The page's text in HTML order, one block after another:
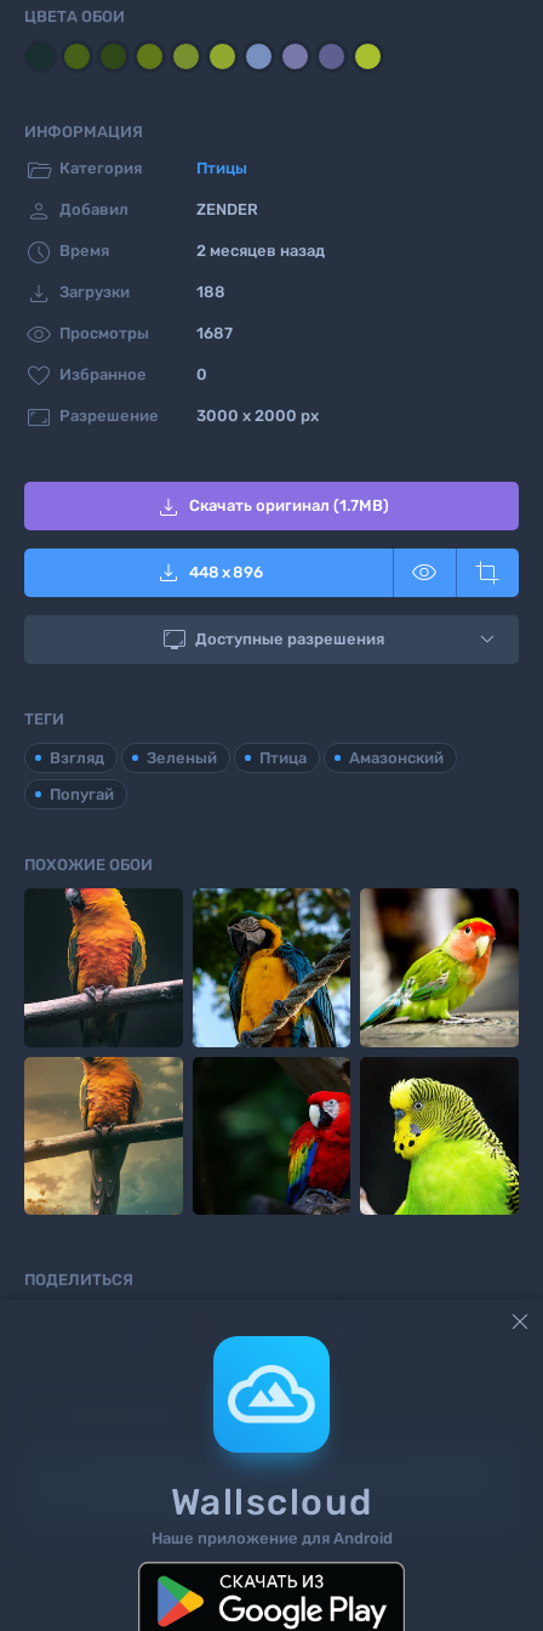
ЦВЕТА ОБОИ
ИНФОРМАЦИЯ
 Категория Птицы
 Добавил ZENDER
 Время 2 месяцев назад
 Загрузки 188
 Просмотры 1687
 Избранное 0
 Разрешение 3000 x 2000 px
 Скачать оригинал (1.7MB)
 448 x896  
 Доступные разрешения
ТЕГИ
Взгляд Зеленый Птица
Амазонский
Попугай
ПОХОЖИЕ ОБОИ
ПОДЕЛИТЬСЯ
на сайт илизарегистрируйтесь
Поиск Теги Контакты

Wallscloud
Наше приложение для Android